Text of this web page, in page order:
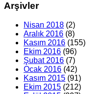
Arşivler
Nisan 2018 (2)
Aralık 2016 (8)
Kasım 2016 (155)
Ekim 2016 (96)
Şubat 2016 (7)
Ocak 2016 (42)
Kasım 2015 (91)
Ekim 2015 (212)